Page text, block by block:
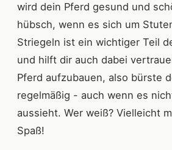
wird dein Pferd gesund und
hübsch, wenn es sich um
Striegeln ist ein wichtiger Teil
und hilft dir auch dabei
Pferd aufzubauen, also bürste
regelmäßig - auch wenn es
aussieht. Wer weiß? Vielleicht
Spaß!